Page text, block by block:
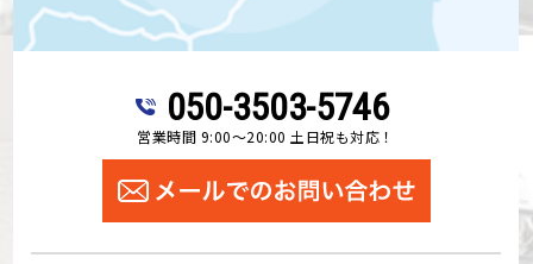
050-3503-5746
営業時間 9:00～20:00 土日祝も対応！